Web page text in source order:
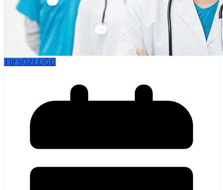
TIP SÖZLÜĞÜ